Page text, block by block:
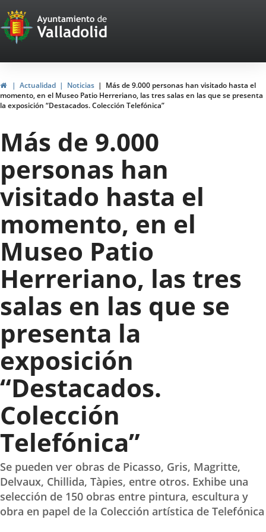
Portal
Web
del
Ayuntamiento
de
Valladolid
HomeActualidad Noticias
Más de 9.000 personas han visitado hasta el
momento, en el Museo Patio Herreriano, las tres salas en las que se presenta
la exposición “Destacados. Colección Telefónica”
Más de 9.000
personas han
visitado hasta el
momento, en el
Museo Patio
Herreriano, las tres
salas en las que se
presenta la
exposición
“Destacados.
Colección
Telefónica”
Se pueden ver obras de Picasso, Gris, Magritte,
Delvaux, Chillida, Tàpies, entre otros. Exhibe una
selección de 150 obras entre pintura, escultura y
obra en papel de la Colección artística de Telefónica